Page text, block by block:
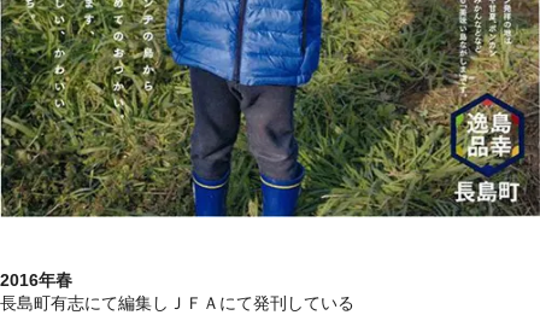
2016年春
長島町有志にて編集しＪＦＡにて発刊している